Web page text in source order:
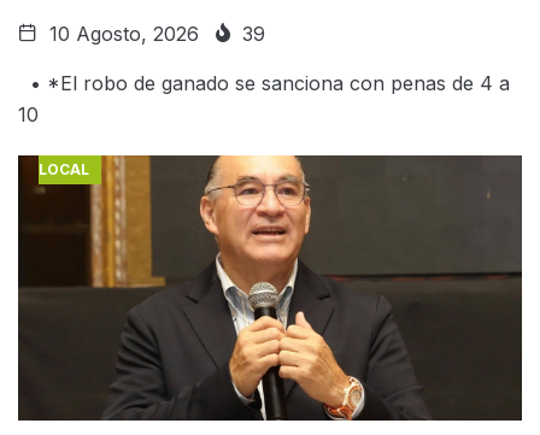
10 Agosto, 2026 39
• *El robo de ganado se sanciona con penas de 4 a
10
LOCAL